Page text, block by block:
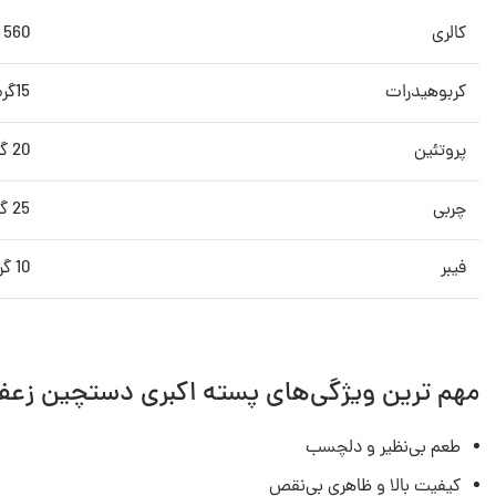
کالری 560 کالری
کربوهیدرات 15گرم
پروتئین 20 گرم
چربی 25 گرم
فیبر 10 گرم
مهم ترین ویژگی‌های پسته اکبری دستچین
طعم بی‌نظیر و دلچسب
کیفیت بالا و ظاهری بی‌نقص